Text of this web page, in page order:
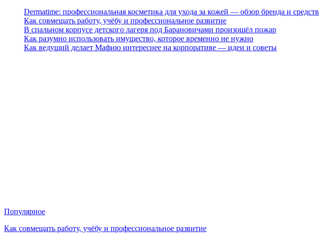
Dermatime: профессиональная косметика для ухода за кожей — обзор бренда и средств
Как совмещать работу, учёбу и профессиональное развитие
В спальном корпусе детского лагеря под Барановичами произошёл пожар
Как разумно использовать имущество, которое временно не нужно
Как ведущий делает Мафию интереснее на корпоративе — идеи и советы
Популярное
Как совмещать работу, учёбу и профессиональное развитие